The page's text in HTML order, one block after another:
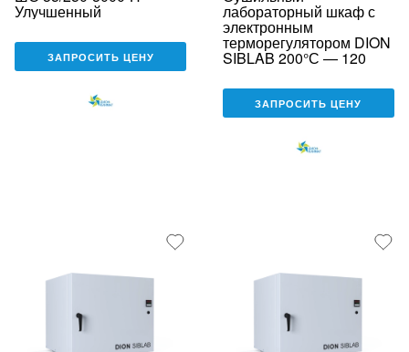
Улучшенный
ЗАПРОСИТЬ ЦЕНУ
лабораторный шкаф с
электронным
терморегулятором DION
SIBLAB 200°С — 120
ЗАПРОСИТЬ ЦЕНУ